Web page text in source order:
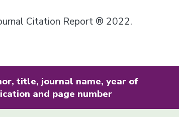
Citation Report ® 2022.
title, journal name, year of
and page number